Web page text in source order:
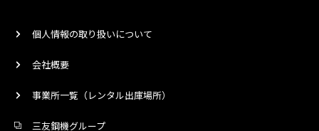
個人情報の取り扱いについて
会社概要
事業所一覧（レンタル出庫場所）
三友鋼機グループ